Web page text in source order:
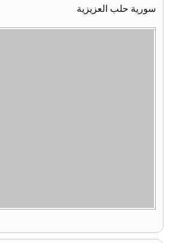
سورية حلب العزيزية